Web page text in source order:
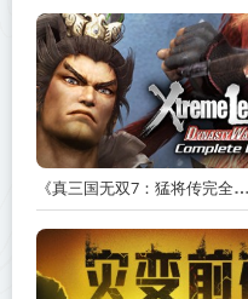
《真三国无双7：猛将传完全版 DYNASTY WARRIORS 7: Xtreme Legends Complete Edition》Build.3602035-免安装中文版【PC/手机双端】丨中文版